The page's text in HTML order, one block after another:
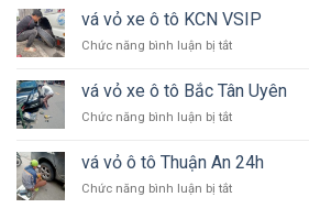
vá vỏ xe ô tô KCN VSIP
Chức năng bình luận bị tắtở
vỏ
xe
ô
KCN
vá vỏ xe ô tô Bắc Tân Uyên
Chức năng bình luận bị tắtở
vỏ
xe
ô
vá vỏ ô tô Thuận An 24h
Chức năng bình luận bị tắtở